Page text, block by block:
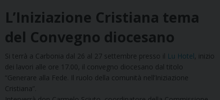
L’Iniziazione Cristiana tema
del Convegno diocesano
Si terrà a Carbonia dal 26 al 27 settembre presso il Lu Hotel, inizio
dei lavori alle ore 17.00, il convegno diocesano dal titolo
“Generare alla Fede. Il ruolo della comunità nell’Iniziazione
Cristiana”.